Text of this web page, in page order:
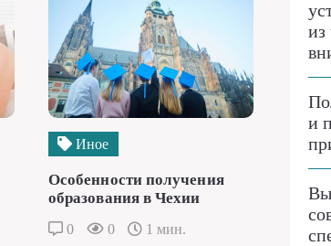
Иное
Особенности получения
образования в Чехии
0 0 1 мин.
из
и